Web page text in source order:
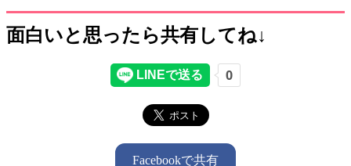
面白いと思ったら共有してね↓
Facebookで共有